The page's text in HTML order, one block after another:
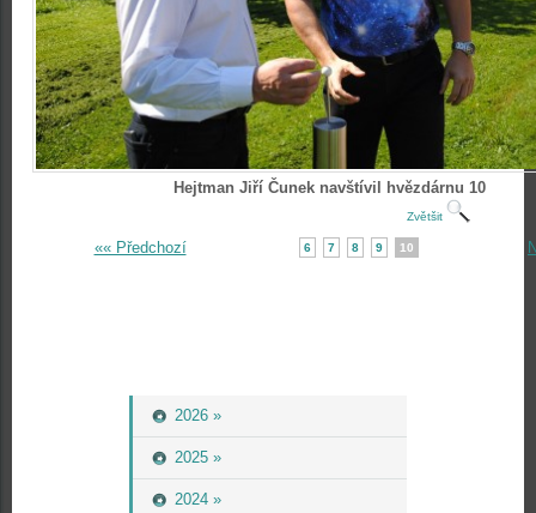
2026 »
2025 »
2024 »
Hejtman Jiří Čunek navštívil hvězdárnu 10
Zvětšit
«« Předchozí 6 7 8 9 10